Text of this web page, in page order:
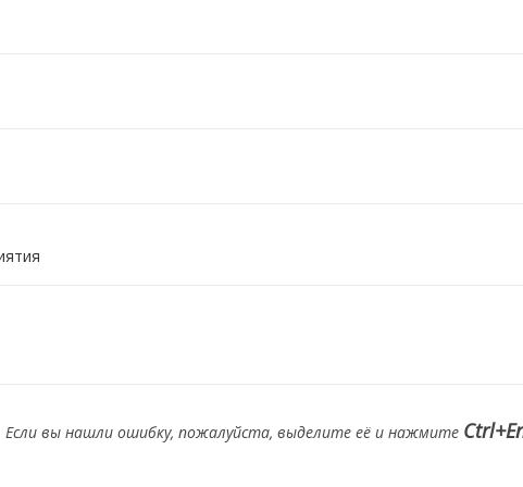
Если вы нашли ошибку, пожалуйста, выделите её и нажмите